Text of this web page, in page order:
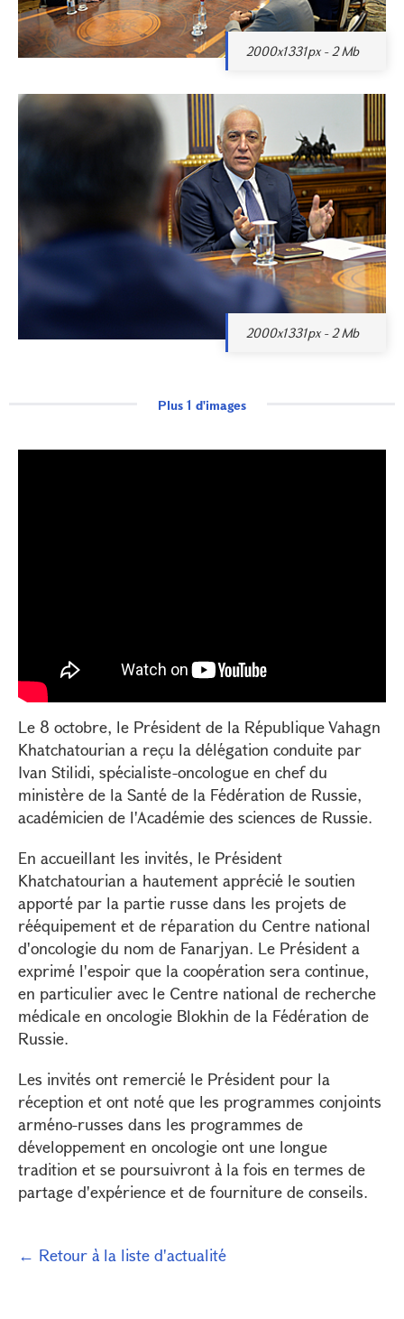
2000x1331px - 2 Mb
2000x1331px - 2 Mb
Plus 1 d'images
Le 8 octobre, le Président de la République Vahagn
Khatchatourian a reçu la délégation conduite par
Ivan Stilidi, spécialiste-oncologue en chef du
ministère de la Santé de la Fédération de Russie,
académicien de l'Académie des sciences de Russie.
En accueillant les invités, le Président
Khatchatourian a hautement apprécié le soutien
apporté par la partie russe dans les projets de
rééquipement et de réparation du Centre national
d'oncologie du nom de Fanarjyan. Le Président a
exprimé l'espoir que la coopération sera continue,
en particulier avec le Centre national de recherche
médicale en oncologie Blokhin de la Fédération de
Russie.
Les invités ont remercié le Président pour la
réception et ont noté que les programmes conjoints
arméno-russes dans les programmes de
développement en oncologie ont une longue
tradition et se poursuivront à la fois en termes de
partage d'expérience et de fourniture de conseils.
← Retour à la liste d'actualité